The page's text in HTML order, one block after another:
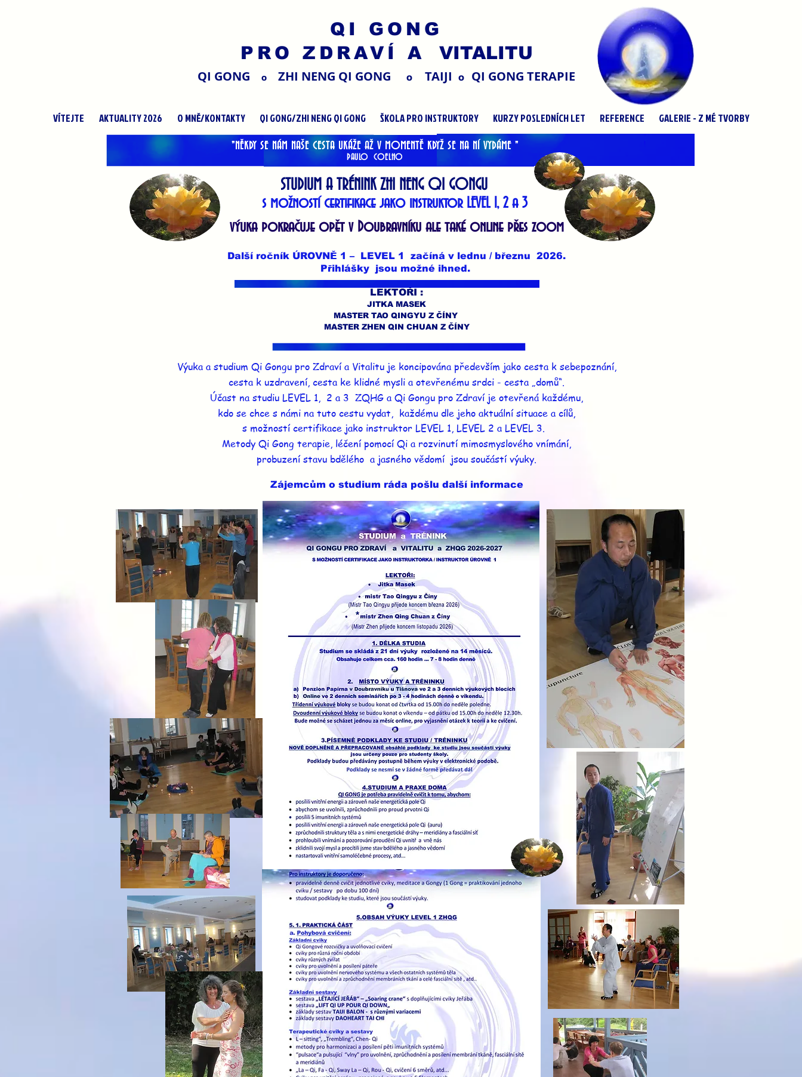
QI GONG
PRO ZDRAVÍ A VITALITU
QI GONG O ZHI NENG QI GONG O TAIJI O QI GONG TERAPIE
VÍTEJTE AKTUALITY 2026 O MNĚ/KONTAKTY QI GONG/ZHI NENG QI GONG ŠKOLA PRO INSTRUKTORY KURZY POSLEDNÍCH LET REFERENCE GALERIE - Z MÉ TVORBY
STUDIUM A TRÉNINK ZHI NENG QI GONGU
"NĚKDY SE NÁM NAŠE CESTA UKÁŽE AŽ V MOMENTĚ KDYŽ SE NA NÍ VYDÁME "
PAULO COELHO
s možností certifikace jako instruktor LEVEL 1, 2 a 3
výuka pokračuje opět v Doubravníku ale také online přes zoom
Další ročník ÚROVNĚ 1 – LEVEL 1 začíná v lednu / březnu 2026.
Přihlášky
jsou možné ihned.
LEKTOŘI :
JITKA MASEK
MASTER TAO QINGYU Z ČÍNY
MASTER ZHEN QIN CHUAN Z ČÍNY
Výuka a studium Qi Gongu pro Zdraví a Vitalitu je koncipována především jako cesta k sebepoznání,
cesta k uzdravení, cesta ke klidné mysli a otevřenému srdci - cesta „domů“.
Účast na studiu LEVEL 1, 2 a 3 ZQHG a Qi Gongu pro Zdraví je otevřená každému,
kdo se chce s námi na tuto cestu vydat, každému dle jeho aktuální situace a cílů,
s možností certifikace jako instruktor LEVEL 1, LEVEL 2 a LEVEL 3.
Metody Qi Gong terapie, léčení pomocí Qi a rozvinutí mimosmyslového vnímání,
probuzení stavu bdělého a jasného vědomí jsou součástí výuky.
Zájemcům o studium ráda pošlu další informace